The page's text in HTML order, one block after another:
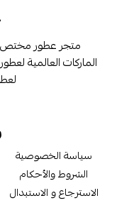
متجر عطور مختص
الماركات العالمية
سياسة الخصوصية
الشروط والأحكام
الاسترجاع و الاستبدال